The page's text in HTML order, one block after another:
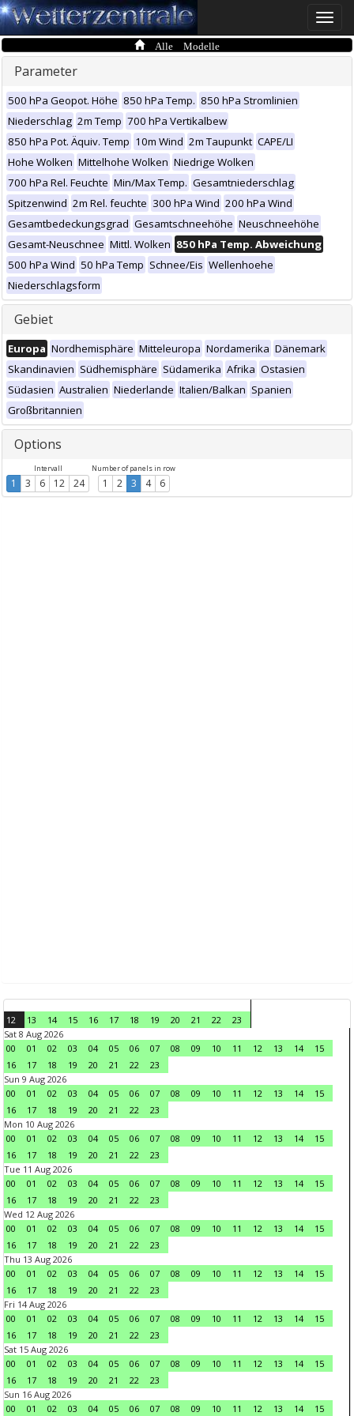
Toggle
Alle Modelle
Parameter
500 hPa Geopot. Höhe 850 hPa Temp. 850 hPa Stromlinien
Niederschlag 2m Temp 700 hPa Vertikalbew
850 hPa Pot. Äquiv. Temp 10m Wind 2m Taupunkt CAPE/LI
Hohe Wolken Mittelhohe Wolken Niedrige Wolken
700 hPa Rel. Feuchte Min/Max Temp. Gesamtniederschlag
Spitzenwind 2m Rel. feuchte 300 hPa Wind 200 hPa Wind
Gesamtbedeckungsgrad Gesamtschneehöhe Neuschneehöhe
Gesamt-Neuschnee Mittl. Wolken 850 hPa Temp. Abweichung
500 hPa Wind 50 hPa Temp Schnee/Eis Wellenhoehe
Niederschlagsform
Gebiet
Europa Nordhemisphäre Mitteleuropa Nordamerika Dänemark
Skandinavien Südhemisphäre Südamerika Afrika Ostasien
Südasien Australien Niederlande Italien/Balkan Spanien
Großbritannien
Options
Intervall
1 3 6 12 24
Number of panels in row
1 2 3 4 6
12 13 14 15 16 17 18 19 20 21 22
23
Sat 8 Aug 2026
00
01 02 03 04 05 06 07 08 09 10 11 12 13 14
15
16
17 18 19 20 21 22
23
Sun 9 Aug 2026
00
01 02 03 04 05 06 07 08 09 10 11 12 13 14
15
16
17 18 19 20 21 22
23
Mon 10 Aug 2026
00
01 02 03 04 05 06 07 08 09 10 11 12 13 14
15
16
17 18 19 20 21 22
23
Tue 11 Aug 2026
00
01 02 03 04 05 06 07 08 09 10 11 12 13 14
15
16
17 18 19 20 21 22
23
Wed 12 Aug 2026
00
01 02 03 04 05 06 07 08 09 10 11 12 13 14
15
16
17 18 19 20 21 22
23
Thu 13 Aug 2026
00
01 02 03 04 05 06 07 08 09 10 11 12 13 14
15
16
17 18 19 20 21 22
23
Fri 14 Aug 2026
00
01 02 03 04 05 06 07 08 09 10 11 12 13 14
15
16
17 18 19 20 21 22
23
Sat 15 Aug 2026
00
01 02 03 04 05 06 07 08 09 10 11 12 13 14
15
16
17 18 19 20 21 22
23
Sun 16 Aug 2026
00
01 02 03 04 05 06 07 08 09 10 11 12 13 14 15